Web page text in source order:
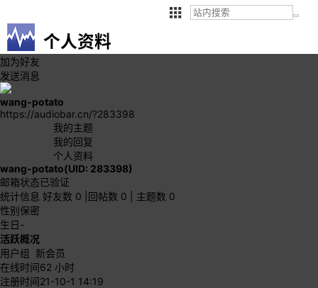
个人资料
加为好友
发送消息
wang-potato
https://audiobar.cn/?283398
我的主题
我的回复
个人资料
wang-potato(UID: 283398)
邮箱状态已验证
统计信息 好友数 0 回帖数 0
主题数 0
性别保密
生日-
活跃概况
用户组 新会员
在线时间62 小时
注册时间21-10-1 14:19